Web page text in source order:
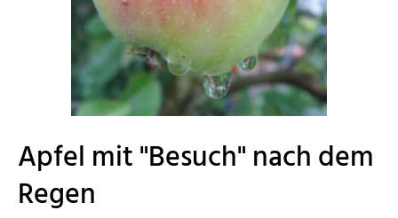
Apfel mit "Besuch" nach dem
Regen